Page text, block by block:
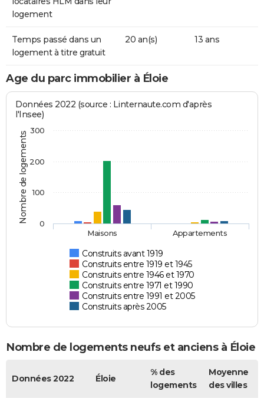
logement
Temps passé dans un
logement à titre gratuit
20 an(s) 13 ans
Age du parc immobilier à Éloie
Nombre de logements
Données 2022 (source : Linternaute.com d'après
l'Insee)
Construits avant 1919
Construits entre 1919 et 1945
Construits entre 1946 et 1970
Construits entre 1971 et 1990
Construits entre 1991 et 2005
Construits après 2005
Maisons Appartements
0
100
200
300
Nombre de logements neufs et anciens à Éloie
Données 2022 Éloie
% des
logements
Moyenne
des villes